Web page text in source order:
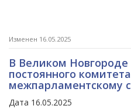
Изменен 16.05.2025
В Великом
постоянного
межпарламентскому
Дата 16.05.2025